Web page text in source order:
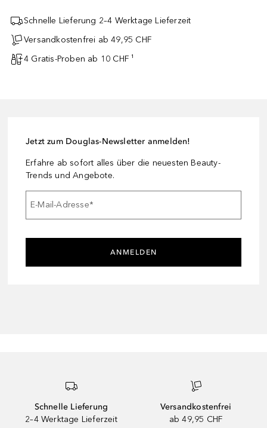
Schnelle Lieferung 2–4 Werktage Lieferzeit
Versandkostenfrei ab 49,95 CHF
4 Gratis-Proben ab 10 CHF ¹
Jetzt zum Douglas-Newsletter anmelden!
Erfahre ab sofort alles über die neuesten Beauty-
Trends und Angebote.
E-Mail-Adresse*
ANMELDEN
Schnelle Lieferung
2–4 Werktage Lieferzeit
Versandkostenfrei
ab 49,95 CHF